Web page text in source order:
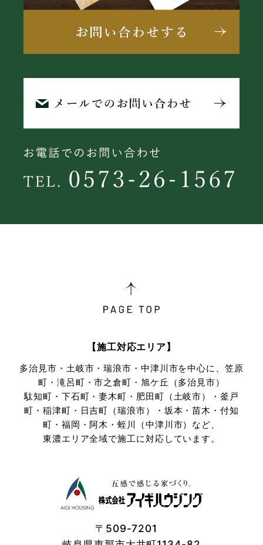
【施工対応エリア】
多治見市・土岐市・瑞浪市・中津川市を中心に、笠原
町・滝呂町・市之倉町・旭ケ丘（多治見市）
駄知町・下石町・妻木町・肥田町（土岐市）・釜戸
町・稲津町・日吉町（瑞浪市）・坂本・苗木・付知
町・ 福岡・阿木・蛭川（中津川市）など、
東濃エリア全域で施工に対応しています。
〒509-7201